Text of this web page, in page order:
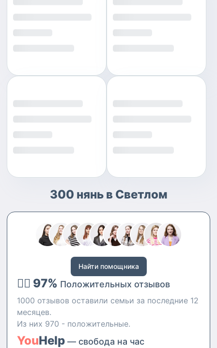
300 нянь в Светлом
Найти помощника
👍🏻 97% Положительных отзывов
1000 отзывов оставили семьи за последние 12
месяцев.
Из них 970 - положительные.
YouHelp — свобода на час